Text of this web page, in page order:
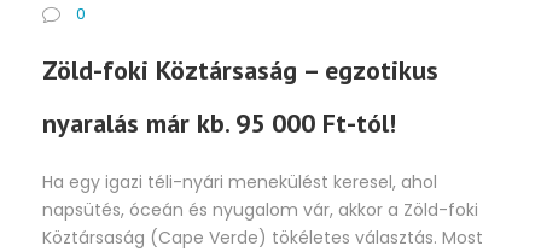
0
Zöld-foki Köztársaság – egzotikus
nyaralás már kb. 95 000 Ft-tól!
Ha egy igazi téli-nyári menekülést keresel, ahol
napsütés, óceán és nyugalom vár, akkor a Zöld-foki
Köztársaság (Cape Verde) tökéletes választás. Most